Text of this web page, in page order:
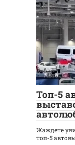
Авто
Топ-5
Жаждете
топ-5